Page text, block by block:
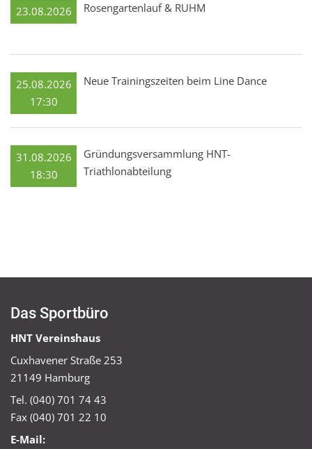
23.08.2026 Rosengartenlauf & RUHM
25.08.2026
17:30
Neue Trainingszeiten beim Line Dance
31.08.2026
18:30
Gründungsversammlung HNT-
Triathlonabteilung
Das Sportbüro
HNT Vereinshaus
Cuxhavener Straße 253
21149 Hamburg
Tel. (040) 701 74 43
Fax (040) 701 22 10
E-Mail: